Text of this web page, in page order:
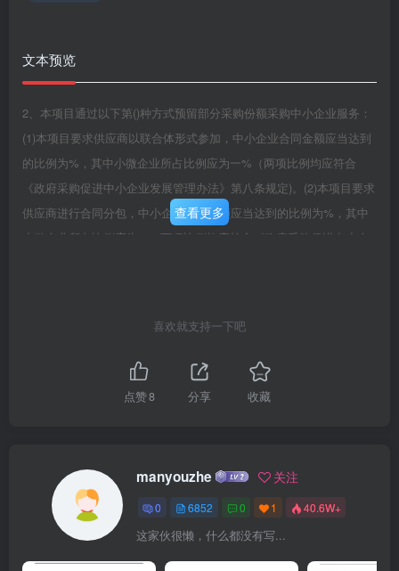
文本预览
2、本项目通过以下第()种方式预留部分采购份额采购中小企业服务：
(1)本项目要求供应商以联合体形式参加，中小企业合同金额应当达到
的比例为%，其中小微企业所占比例应为一%（两项比例均应符合
《政府采购促进中小企业发展管理办法》第八条规定)。(2)本项目要求
供应商进行合同分包，中小企业合同金额应当达到的比例为%，其中
小微企业所占比例应为%（两项比例均应符合《政府采购促进中小企
小微企业；符合中小企业划分标准的个体工商户，在政府采购活动中
视同中小企业，享受政府采购支持中小企业发展政策。(三)本项目的特
定资格要求：无。(四)拒绝下述条件的供应商参加本次采购活动：1、
不得再参加本项目的采购活动。3、投标人被“信用中国”网站、“中国政
府采购网”列入失信被执行人、重大税收违法案件当事人名单、政府采
购严重违法失信行为记录名单。三、获取招标文件(一)时间：自招标公
告发布之日起五个工作日。
查看更多
喜欢就支持一下吧
点赞8 分享 收藏
manyouzhe 关注
0 6852 0 1 40.6W+
这家伙很懒，什么都没有写...